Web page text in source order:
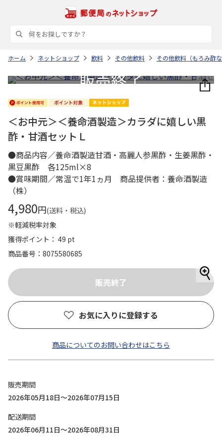
ホーム ネットショップ 飲料 その他飲料 その他飲料（もろみ酢
＜お中元＞＜養命酒製造＞カラダに嬉しい黒
酢・甘酒セットＬ
●商品内容／養命酒製造甘酒・高麗人参黒酢・生姜黒酢・
黒豆黒酢 各125ml×8
●賞味期間／常温で1年1ヵ月 商品提供者：養命酒製造
（株）
4,980円(送料・税込)
※軽減税率対象
獲得ポイント： 49 pt
商品番号
8075580685
お気に入りに登録する
商品についてのお問い合わせはこちら
販売期間
2026年05月18日～2026年07月15日
配送期間
2026年06月11日～2026年08月31日